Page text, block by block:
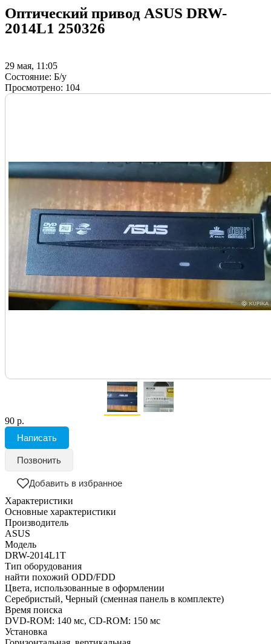
Оптический привод ASUS DRW-
2014L1 250326
29 мая, 11:05
Состояние: Б/у
Просмотрено: 104
90 р.
Написать
Позвонить
Добавить в избранное
Характеристики
Основные характеристики
Производитель
ASUS
Модель
DRW-2014L1T
Тип оборудования
найти похожий ODD/FDD
Цвета, использованные в оформлении
Серебристый, Черный (сменная панель в комплекте)
Время поиска
DVD-ROM: 140 мс, CD-ROM: 150 мс
Установка